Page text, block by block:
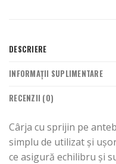
DESCRIERE
INFORMAȚII SUPLIMENTARE
RECENZII (0)
Cârja cu sprijin pe
simplu de utilizat și
ce asigură echilibru și